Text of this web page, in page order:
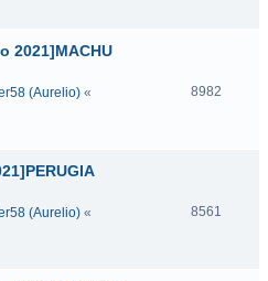
2021]MACHU
(Aurelio) «
8982
(Aurelio) «
8561